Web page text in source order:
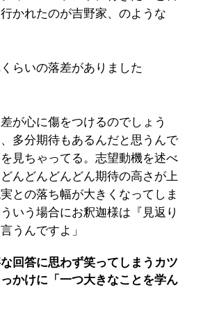
かれたのが吉野家、のような
らいの落差がありました
が心に傷をつけるのでしょう
多分期待もあるんだと思うんで
見ちゃってる。志望動機を述べ
んどんどんどん期待の高さが上
との落ち幅が大きくなってしま
いう場合にお釈迦様は『見返り
うんですよ」
回答に思わず笑ってしまうカツ
かけに「一つ大きなことを学ん